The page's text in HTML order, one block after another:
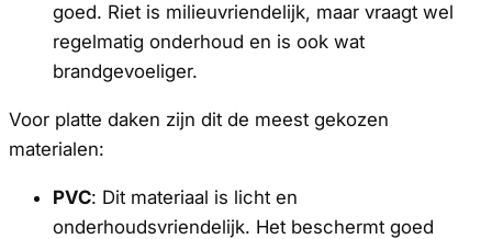
goed. Riet is milieuvriendelijk, maar vraagt wel
regelmatig onderhoud en is ook wat
brandgevoeliger.
Voor platte daken zijn dit de meest gekozen
materialen:
PVC: Dit materiaal is licht en
onderhoudsvriendelijk. Het beschermt goed